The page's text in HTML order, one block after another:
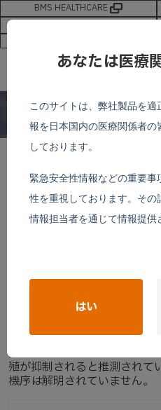
BMS HEALTHCARE
2021.10.11
イストダックスは再発又
阻害によりヒストン等の脱ア
期停止及びアポトーシス誘導
殖が抑制されると推測されて
機序は解明されていません。
あなたは医療
このサイトは、弊社製品を
報を日本国内の医療関係者の
しております。
緊急安全性情報などの重要
性を重視しております。そ
情報担当者を通じて情報提供
はい